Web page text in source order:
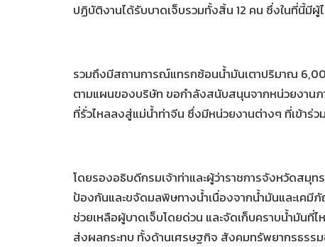
ปฏิบัติงานได้รับบาดเจ็บรวมทั้งสิ้น 12 คน ซึ่งในที่นี้มีผู้
รวมถึงมีสถานการณ์แทรกซ้อนน้ำมันเตาปริมาณ
ตามแผนของบริษัท ขอกำลังสนับสนุนจากหน่วยงานภ
ที่รั่วไหลลงสู่แม่น้ำท่าจีน ซึ่งมีหน่วยงานต่างๆ ที่เข้าร่
โดยรองอธิบดีกรมเจ้าท่าและผู้ว่าราชการจังหวัดสมุ
ป้องกันและขจัดมลพิษทางน้ำเนื่องจากน้ำมันและเค
ช่วยเหลือผู้บาดเจ็บโดยด่วน และจัดเก็บคราบน้ำมันที่
ส่งผลกระทบ ทั้งด้านเศรษฐกิจ สังคมทรัพยากรธร